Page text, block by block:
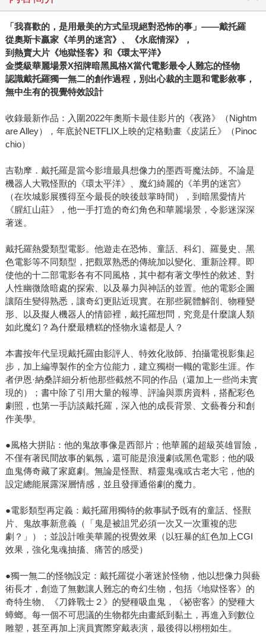
「我喜歡的，是用最美的方式呈現絕對恐怖的事」——戴托羅
從奧斯卡贏家《羊男的迷宮》、《水底情深》，
到熱賣大片《地獄怪客》和《環太平洋》
金獎級華麗場景X招牌暗黑風格X當代電影最令人難忘的怪物
認識戴托羅獨一無二的創作過程，別出心裁的主題和電影敘事，
無中生有的視覺特效設計
收錄最新作品：入圍2022年奧斯卡最佳影片的《夜路》（Nightm
are Alley），年底於NETFLIX上映的定格動畫《皮諾丘》（Pinoc
chio）
吉勒摩．戴托羅是當今影壇最具想像力的墨西哥魔法師。不論是
機器人大戰怪獸的《環太平洋》、魔幻綺麗的《羊男的迷宮》
（在坎城影展獲得至今最長的映後鼓掌時間），到暗黑愛情片
《腥紅山莊》，他一手打造的奇幻角色和華麗場景，令影迷深深
著迷。
戴托羅熱愛類型電影。他遊走在恐怖、童話、科幻、羅曼史、黑
色電影等不同類型，把觀眾熟悉的傳統加以變化、重新詮釋。即
使他的十二部電影各有不同風格，其中都有著文學性的敘述、對
人性幽微陰暗處的探索、以及暴力與神話的並置。他的電影企圖
讓陌生變得熟悉，讓奇幻更貼近現實。在那些屍體解剖、物種變
形、以及擬人機器人的情節裡，戴托羅想問，究竟是什麼讓人類
如此魔幻？為什麼最糟糕的怪物永遠都是人？
本書按年代呈現戴托羅由影評人、特效化妝師、拍攝電視影集起
步，加上編導製作的全方位能力，建立獨樹一幟的電影生涯。作
者伊恩·納桑詳細分析他那些截然不同的作品（還加上一些尚未實
現的）；書中除了引用大量的報導、評論與票房資料，搭配彩色
劇照，也第一手訪談戴托羅，深入他的成長背景、文藝養分和創
作美學。
●風格大拼貼：他的鬼故事像是西部片；他華麗的超級英雄冒險，
不僅有著民間故事的氣氛，還可能是浪漫劇或黑色電影；他的吸
血鬼傳奇藏了家庭劇。無論是怪獸、精靈鬼魂或古老大宅，他的
設定總能展露深層情感，並且發揮通俗劇的魔力。
●電影類型再定義：戴托羅用獨特的敘事賦予既有的童話、怪獸
片、鬼故事新意義（「鬼是被詛咒必須一次又一次重複的悲
劇？」）；並設計唯美華麗的視覺效果（以狂暴的紅色加上CGI
效果，強化鬼魂抽搐、痛苦的感受）
●獨一無二的怪物設定：戴托羅從小著迷於怪物，他以想像力與藝
術長才，創造了無數讓人難忘的奇幻生物，包括《地獄怪客》的
奇特生物、《刀鋒戰士２》的變種吸血鬼，《祕密客》的變種大
蟑螂。每一個不可思議的生物都先由畫紙到黏土，再進入到數位
雕塑，甚至再加上演員實際穿戴表演，最後得以栩栩如生。